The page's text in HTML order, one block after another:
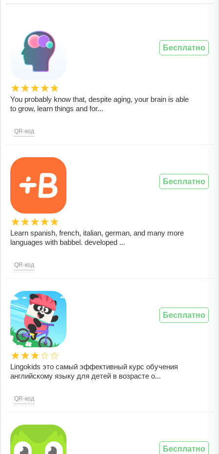
You probably know that, despite aging, your brain is able
to grow, learn things and for...
QR-код
Бесплатно
Learn spanish, french, italian, german, and many more
languages with babbel. developed ...
QR-код
Бесплатно
Lingokids это самый эффективный курс обучения
английскому языку для детей в возрасте о...
QR-код
Бесплатно
Бесплатно